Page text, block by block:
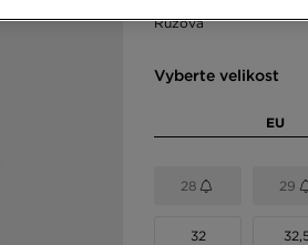
Růžová
Vyberte velikost
EU
28 29
32